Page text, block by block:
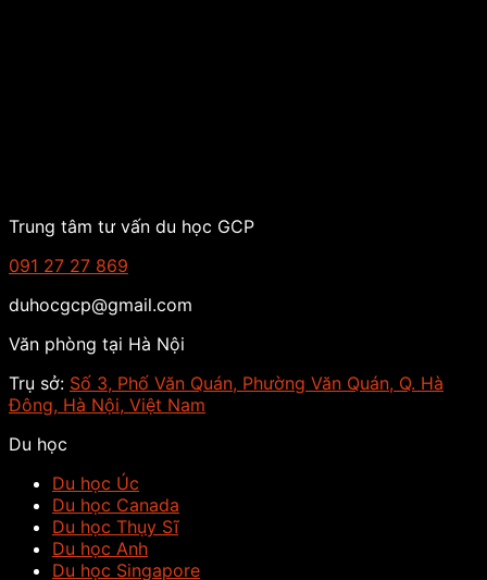
Trung tâm tư vấn du học GCP
091 27 27 869
duhocgcp@gmail.com
Văn phòng tại Hà Nội
Trụ sở: Số 3, Phố Văn Quán, Phường Văn Quán, Q. Hà
Đông, Hà Nội, Việt Nam
Du học
Du học Úc
Du học Canada
Du học Thụy Sĩ
Du học Anh
Du học Singapore